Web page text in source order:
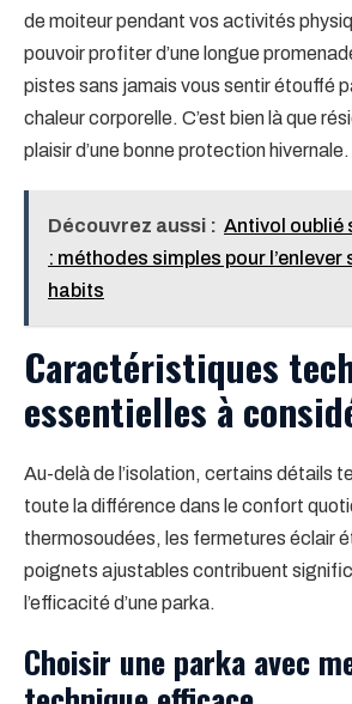
de moiteur pendant vos activités
pouvoir profiter d’une longue
pistes sans jamais vous sentir étouffé
chaleur corporelle. C’est bien là que
plaisir d’une bonne protection hivernale.
Découvrez aussi : Antivol oublié
: méthodes simples pour l’enlever
habits
Caractéristiques
essentielles à
Au-delà de l’isolation, certains détails
toute la différence dans le confort
thermosoudées, les fermetures éclair
poignets ajustables contribuent
l’efficacité d’une parka.
Choisir une parka avec